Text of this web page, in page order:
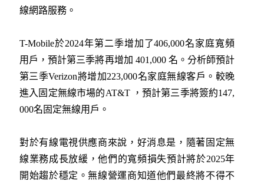
線網路服務。
T-Mobile於2024年第二季增加了406,000名家庭寬頻
用戶，預計第三季將再增加 401,000 名。分析師預計
第三季Verizon將增加223,000名家庭無線客戶。較晚
進入固定無線市場的AT&T ，預計第三季將簽約147,
000名固定無線用戶。
對於有線電視供應商來說，好消息是，隨著固定無
線業務成長放緩，他們的寬頻損失預計將於2025年
開始趨於穩定。無線營運商知道他們最終將不得不